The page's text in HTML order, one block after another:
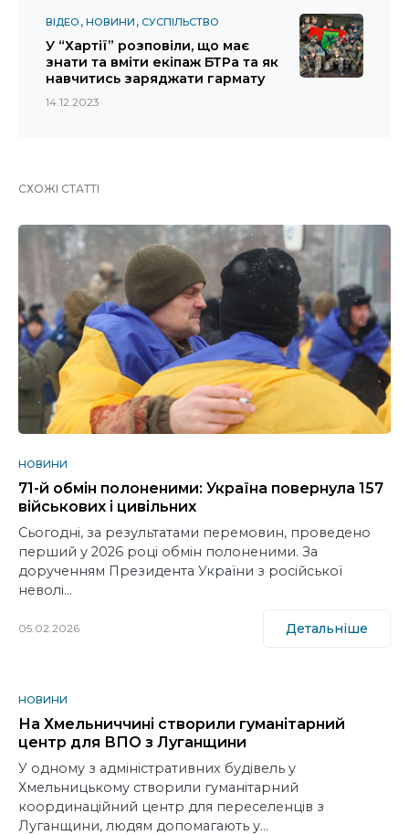
ВІДЕО НОВИНИ СУСПІЛЬСТВО
У “Хартії” розповіли, що має
знати та вміти екіпаж БТРа та як
навчитись заряджати гармату
14.12.2023
СХОЖІ СТАТТІ
НОВИНИ
71-й обмін полоненими: Україна повернула 157
військових і цивільних
Сьогодні, за результатами перемовин, проведено
перший у 2026 році обмін полоненими. За
дорученням Президента України з російської
неволі…
05.02.2026 Детальніше
НОВИНИ
На Хмельниччині створили гуманітарний
центр для ВПО з Луганщини
У одному з адміністративних будівель у
Хмельницькому створили гуманітарний
координаційний центр для переселенців з
Луганщини, людям допомагають у…